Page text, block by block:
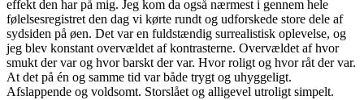
effekt den har på mig. Jeg kom da også nærmest i gennem hele
følelsesregistret den dag vi kørte rundt og udforskede store dele af
sydsiden på øen. Det var en fuldstændig surrealistisk oplevelse, og
jeg blev konstant overvældet af kontrasterne. Overvældet af hvor
smukt der var og hvor barskt der var. Hvor roligt og hvor råt der var.
At det på én og samme tid var både trygt og uhyggeligt.
Afslappende og voldsomt. Storslået og alligevel utroligt simpelt.